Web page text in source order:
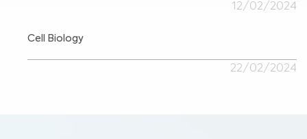
12/02/2024
Cell Biology
22/02/2024